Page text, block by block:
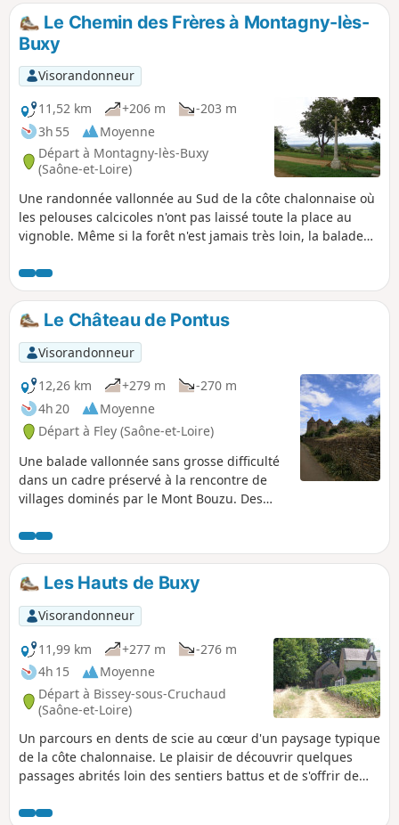
Le Chemin des Frères à Montagny-lès-
Buxy
Visorandonneur
11,52 km
+206 m
-203 m
3h 55
Moyenne
Départ à Montagny-lès-Buxy
(Saône-et-Loire)
Une randonnée vallonnée au Sud de la côte chalonnaise où
les pelouses calcicoles n'ont pas laissé toute la place au
vignoble. Même si la forêt n'est jamais très loin, la balade
parcours.
Le Château de Pontus
Visorandonneur
12,26 km
+279 m
-270 m
4h 20
Moyenne
Départ à Fley (Saône-et-Loire)
Une balade vallonnée sans grosse difficulté
dans un cadre préservé à la rencontre de
villages dominés par le Mont Bouzu. Des
notamment un plan large sur le Mont Saint-
Vincent et un passage au Château de
Pontus-de-Thyard.
Les Hauts de Buxy
Visorandonneur
11,99 km
+277 m
-276 m
4h 15
Moyenne
Départ à Bissey-sous-Cruchaud
(Saône-et-Loire)
Un parcours en dents de scie au cœur d'un paysage typique
de la côte chalonnaise. Le plaisir de découvrir quelques
passages abrités loin des sentiers battus et de s'offrir de
perspective sur la vieille ville de Buxy.